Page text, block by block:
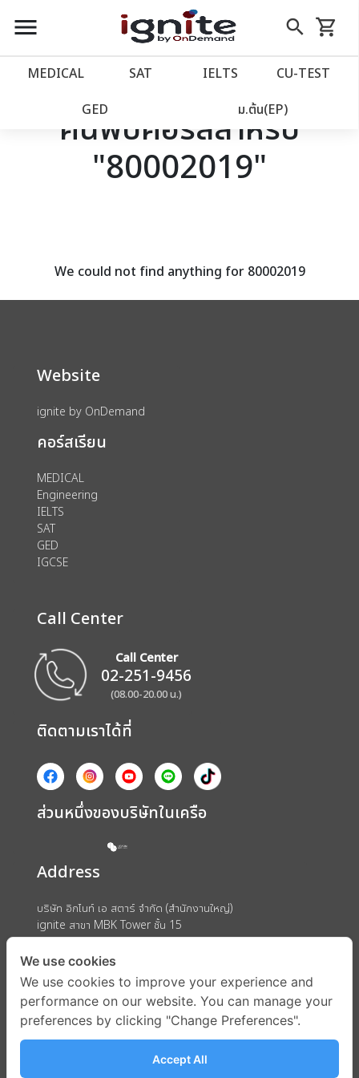
close
account_balance หน้าแรก
เว็บไซต์อิกไนท์
โปรโมชั่น
assignment ลงทะเบียน
menu search
Skip
to
shopping_cart
รถเข็น
MEDICAL SAT IELTS CU‑TEST
GED ม.ต้น(EP)
ค้นพบคอร์สสำหรับ
"80002019"
We could not find anything for 80002019
Website
ignite by OnDemand
คอร์สเรียน
MEDICAL
Engineering
IELTS
SAT
GED
IGCSE
Call Center
Call Center
02-251-9456
(08.00-20.00 น.)
ติดตามเราได้ที่
ส่วนหนึ่งของบริษัทในเครือ
Address
บริษัท อิกไนท์ เอ สตาร์ จำกัด (สำนักงานใหญ่)
ignite สาขา MBK Tower ชั้น 15
ถนนพญาไท แขวงวังใหม่ เขตปทุมวัน กรุงเทพมหานคร 10330
We use cookies
We use cookies to improve your experience and
performance on our website. You can manage your
preferences by clicking "Change Preferences".
Accept All